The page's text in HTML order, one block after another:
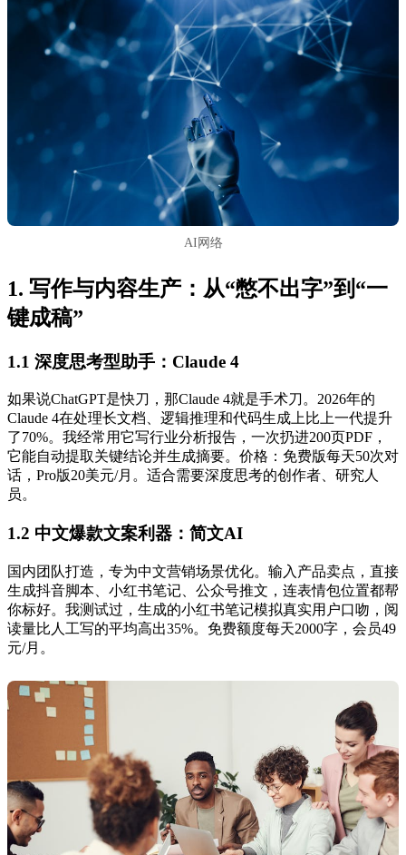
AI网络
1. 写作与内容生产：从“憋不出字”到“一
键成稿”
1.1 深度思考型助手：Claude 4
如果说ChatGPT是快刀，那Claude 4就是手术刀。2026年的
Claude 4在处理长文档、逻辑推理和代码生成上比上一代提升
了70%。我经常用它写行业分析报告，一次扔进200页PDF，
它能自动提取关键结论并生成摘要。价格：免费版每天50次对
话，Pro版20美元/月。适合需要深度思考的创作者、研究人
员。
1.2 中文爆款文案利器：简文AI
国内团队打造，专为中文营销场景优化。输入产品卖点，直接
生成抖音脚本、小红书笔记、公众号推文，连表情包位置都帮
你标好。我测试过，生成的小红书笔记模拟真实用户口吻，阅
读量比人工写的平均高出35%。免费额度每天2000字，会员49
元/月。